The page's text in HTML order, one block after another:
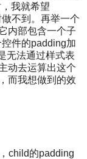
我就希望
不到。再举一个
内部包含一个子
件的padding加
无法通过样式表
动去运算出这个
而我想做到的效
child的padding